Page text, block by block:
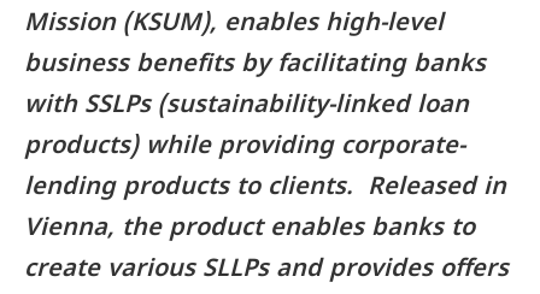
Mission (KSUM), enables high-level
business benefits by facilitating banks
with SSLPs (sustainability-linked loan
products) while providing corporate-
lending products to clients. Released in
Vienna, the product enables banks to
create various SLLPs and provides offers